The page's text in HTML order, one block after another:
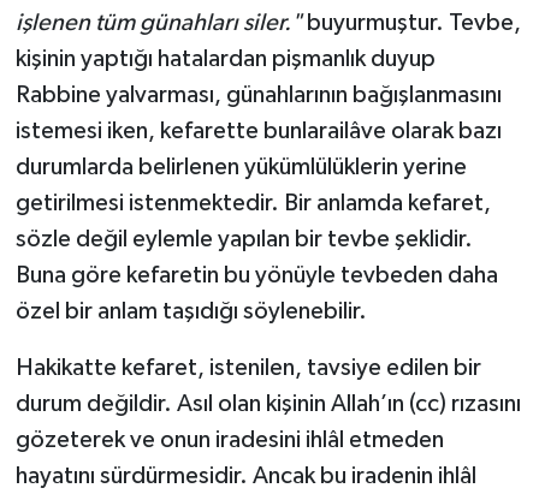
işlenen tüm günahları siler."buyurmuştur. Tevbe,
kişinin yaptığı hatalardan pişmanlık duyup
Rabbine yalvarması, günahlarının bağışlanmasını
istemesi iken, kefarette bunlarailâve olarak bazı
durumlarda belirlenen yükümlülüklerin yerine
getirilmesi istenmektedir. Bir anlamda kefaret,
sözle değil eylemle yapılan bir tevbe şeklidir.
Buna göre kefaretin bu yönüyle tevbeden daha
özel bir anlam taşıdığı söylenebilir.
Hakikatte kefaret, istenilen, tavsiye edilen bir
durum değildir. Asıl olan kişinin Allah’ın (cc) rızasını
gözeterek ve onun iradesini ihlâl etmeden
hayatını sürdürmesidir. Ancak bu iradenin ihlâl